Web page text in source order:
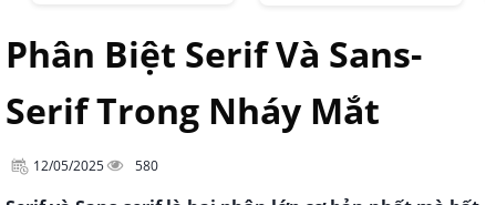
Phân Biệt Serif Và Sans-
Serif Trong Nháy Mắt
12/05/2025 580